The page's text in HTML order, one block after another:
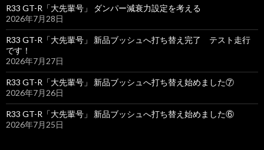
R33 GT-R「大先輩号」 ダンパー減衰力設定を考える
2026年7月28日
R33 GT-R「大先輩号」 新品ブッシュへ打ち替え完了 テスト走行
です！
2026年7月27日
R33 GT-R「大先輩号」 新品ブッシュへ打ち替え始めました⑦
2026年7月26日
R33 GT-R「大先輩号」 新品ブッシュへ打ち替え始めました⑥
2026年7月25日